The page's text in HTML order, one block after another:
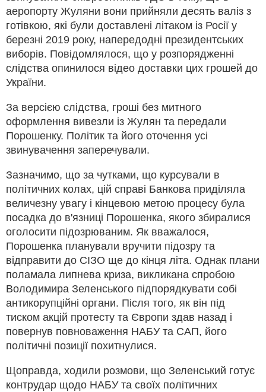
аеропорту Жуляни вони прийняли десять валіз з
готівкою, які були доставлені літаком із Росії у
березні 2019 року, напередодні президентських
виборів. Повідомлялося, що у розпорядженні
слідства опинилося відео доставки цих грошей до
України.
За версією слідства, гроші без митного
оформлення вивезли із Жулян та передали
Порошенку. Політик та його оточення усі
звинувачення заперечували.
Зазначимо, що за чутками, що курсували в
політичних колах, цій справі Банкова приділяла
величезну увагу і кінцевою метою процесу була
посадка до в'язниці Порошенка, якого збиралися
оголосити підозрюваним. Як вважалося,
Порошенка планували вручити підозру та
відправити до СІЗО ще до кінця літа. Однак плани
поламала липнева криза, викликана спробою
Володимира Зеленського підпорядкувати собі
антикорупційні органи. Після того, як він під
тиском акцій протесту та Європи здав назад і
повернув повноваження НАБУ та САП, його
політичні позиції похитнулися.
Щоправда, ходили розмови, що Зеленський готує
контрудар щодо НАБУ та своїх політичних